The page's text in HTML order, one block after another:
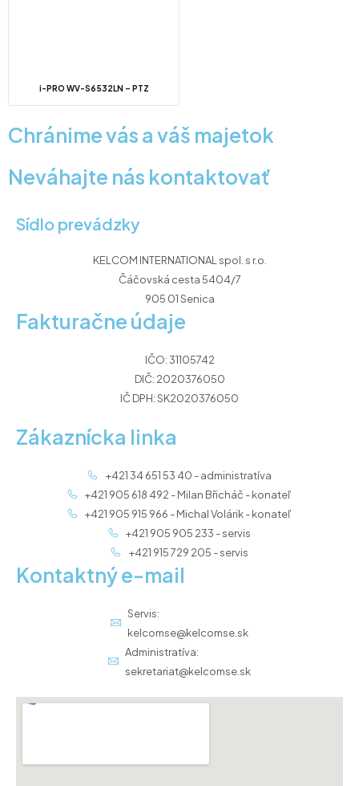
i-PRO WV-S6532LN – PTZ
Chránime vás a váš majetok
Neváhajte nás kontaktovať
Sídlo prevádzky
KELCOM INTERNATIONAL spol. s r.o.
Čáčovská cesta 5404/7
905 01 Senica
Fakturačne údaje
IČO: 31105742
DIČ: 2020376050
IČ DPH: SK2020376050
Zákaznícka linka
+421 34 651 53 40 - administratíva
+421 905 618 492 - Milan Břicháč - konateľ
+421 905 915 966 - Michal Volárik - konateľ
+421 905 905 233 - servis
+421 915 729 205 - servis
Kontaktný e-mail
Servis:
kelcomse@kelcomse.sk
Administratíva:
sekretariat@kelcomse.sk